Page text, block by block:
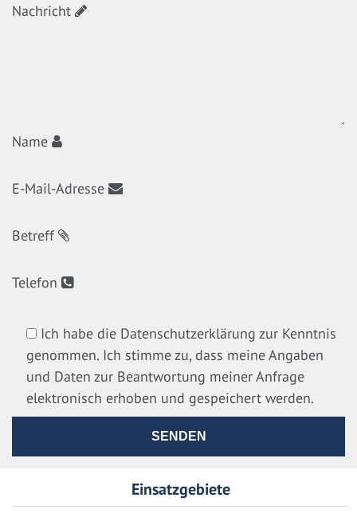
Nachricht
Name
E-Mail-Adresse
Betreff
Telefon
Ich habe die Datenschutzerklärung zur Kenntnis
genommen. Ich stimme zu, dass meine Angaben
und Daten zur Beantwortung meiner Anfrage
elektronisch erhoben und gespeichert werden.
Einsatzgebiete